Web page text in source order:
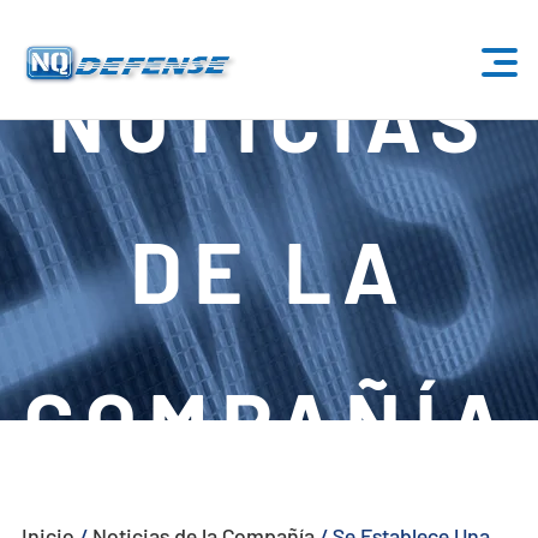
Inicio
Productos
- Sistema Anti-Dron
- - Sistema Anti-Dron Estacionario
- - - ND-BU001 Sistema Estándar Anti-Dron
- - - ND-BU002 Sistema Anti-Dron de Gama Alta
- - - ND-BU004 Sistema Anti-Dron de Seguridad de Base
NOTICIAS
DE LA
COMPAÑÍA